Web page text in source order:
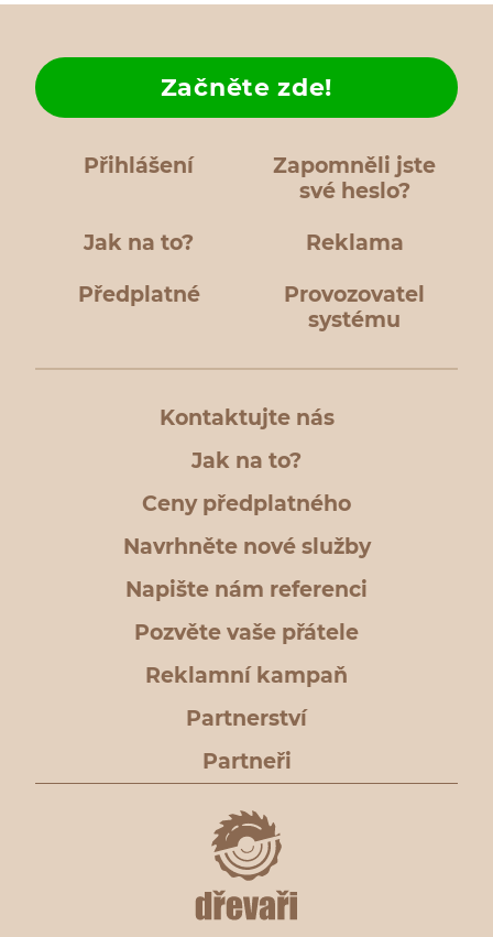
Přihlášení
Zapomněli jste
své heslo?
Jak na to?
Začněte zde!
Reklama
Předplatné
Provozovatel
systému
Kontaktujte nás
Jak na to?
Ceny předplatného
Navrhněte nové služby
Napište nám referenci
Pozvěte vaše přátele
Reklamní kampaň
Partnerství
Partneři